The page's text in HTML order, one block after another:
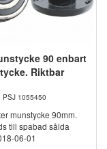
90 enbart
Riktbar
PSJ 1055450
munstycke 90mm.
till spabad sålda
06-01